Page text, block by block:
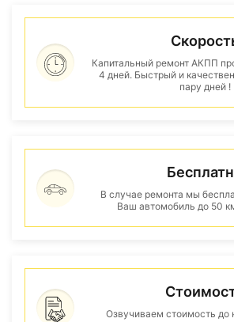
Капитальный ремонт АКПП
4 дней. Быстрый и
пару дней !
В случае ремонта мы
Ваш автомобиль до 50
Озвучиваем стоимость до